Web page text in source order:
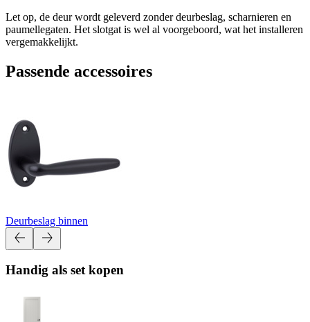
Let op, de deur wordt geleverd zonder deurbeslag, scharnieren en
paumellegaten. Het slotgat is wel al voorgeboord, wat het installeren
vergemakkelijkt.
Passende accessoires
Deurbeslag binnen
Handig als set kopen